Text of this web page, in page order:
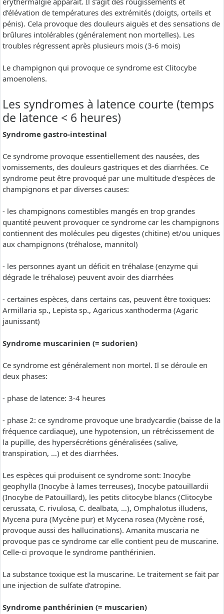
d’élévation de températures des extrémités (doigts, orteils et
pénis). Cela provoque des douleurs aiguës et des sensations de
brûlures intolérables (généralement non mortelles). Les
troubles régressent après plusieurs mois (3-6 mois)
Le champignon qui provoque ce syndrome est Clitocybe
amoenolens.
Les syndromes à latence courte (temps
de latence < 6 heures)
Syndrome gastro-intestinal
Ce syndrome provoque essentiellement des nausées, des
vomissements, des douleurs gastriques et des diarrhées. Ce
syndrome peut être provoqué par une multitude d’espèces de
champignons et par diverses causes:
- les champignons comestibles mangés en trop grandes
quantité peuvent provoquer ce syndrome car les champignons
contiennent des molécules peu digestes (chitine) et/ou uniques
aux champignons (tréhalose, mannitol)
- les personnes ayant un déficit en tréhalase (enzyme qui
dégrade le tréhalose) peuvent avoir des diarrhées
- certaines espèces, dans certains cas, peuvent être toxiques:
Armillaria sp., Lepista sp., Agaricus xanthoderma (Agaric
jaunissant)
Syndrome muscarinien (= sudorien)
Ce syndrome est généralement non mortel. Il se déroule en
deux phases:
- phase de latence: 3-4 heures
- phase 2: ce syndrome provoque une bradycardie (baisse de la
fréquence cardiaque), une hypotension, un rétrécissement de
la pupille, des hypersécrétions généralisées (salive,
transpiration, …) et des diarrhées.
Les espèces qui produisent ce syndrome sont: Inocybe
geophylla (Inocybe à lames terreuses), Inocybe patouillardii
(Inocybe de Patouillard), les petits clitocybe blancs (Clitocybe
cerussata, C. rivulosa, C. dealbata, …), Omphalotus illudens,
Mycena pura (Mycène pur) et Mycena rosea (Mycène rosé,
provoque aussi des hallucinations). Amanita muscaria ne
provoque pas ce syndrome car elle contient peu de muscarine.
Celle-ci provoque le syndrome panthérinien.
La substance toxique est la muscarine. Le traitement se fait par
une injection de sulfate d’atropine.
Syndrome panthérinien (= muscarien)